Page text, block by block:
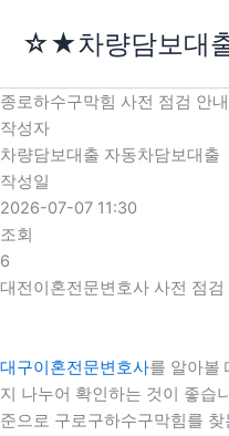
로
건
너
뛰
기
☆★차량담보대
종로하수구막힘 사전 점검 안
작성자
차량담보대출 자동차담보대출
작성일
2026-07-07 11:30
조회
6
대전이혼전문변호사 사전 점
대구이혼전문변호사를 알아볼
지 나누어 확인하는 것이 좋습
준으로 구로구하수구막힘를